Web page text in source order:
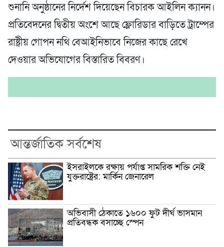
শুনানি অনুষ্ঠানের নির্দেশ দিয়েছেন বিচারক আইলিন ক্যানন।
প্রতিবেদনের দ্বিতীয় অংশে আছে ফ্লোরিডার বাড়িতে ট্রাম্পের
রাষ্ট্রীয় গোপন নথি বেআইনিভাবে নিজের কাছে রেখে
দেওয়ার অভিযোগের বিস্তারিত বিবরণ।
আন্তর্জাতিক সর্বশেষ
ইসরাইলকে রক্ষায় পর্যাপ্ত সামরিক শক্তি নেই
যুক্তরাষ্ট্রের: মার্কিন জেনারেল
অভিবাসী ঠেকাতে ১৬০০ ফুট দীর্ঘ ভাসমান
প্রতিবন্ধক বসাচ্ছে স্পেন